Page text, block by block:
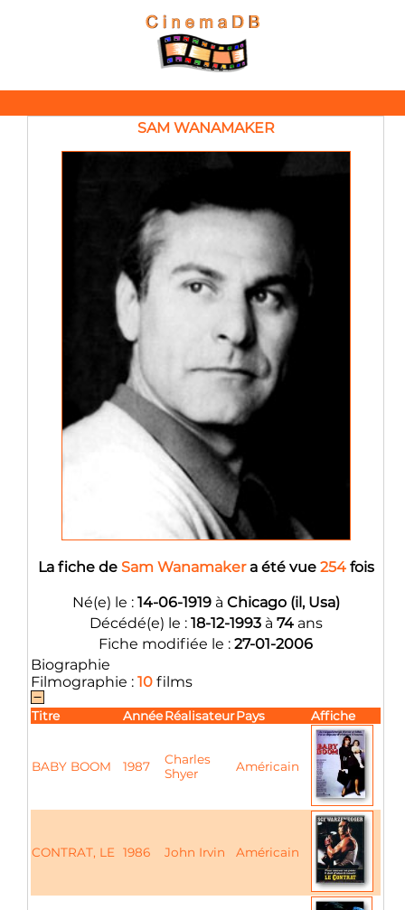
SAM WANAMAKER
La fiche de Sam Wanamakera été vue 254fois
Né(e) le : 14-06-1919à Chicago (il, Usa)
Décédé(e) le : 18-12-1993à 74ans
Fiche modifiée le : 27-01-2006
Biographie
Filmographie : 10 films
Titre AnnéeRéalisateurPays Affiche
BABY BOOM 1987
Charles
Shyer
Américain
CONTRAT, LE 1986 John Irvin Américain